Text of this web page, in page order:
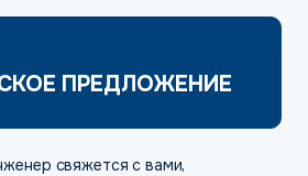
ПРЕДЛОЖЕНИЕ
свяжется с вами,